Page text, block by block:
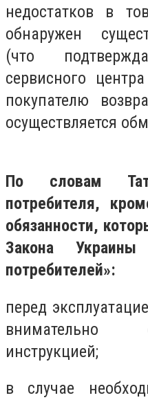
недостатков в
обнаружен
(что
сервисного
покупателю
осуществляется
По словам
потребителя,
обязанности,
Закона
потребителей»:
перед
внимательно
инструкцией;
в случае